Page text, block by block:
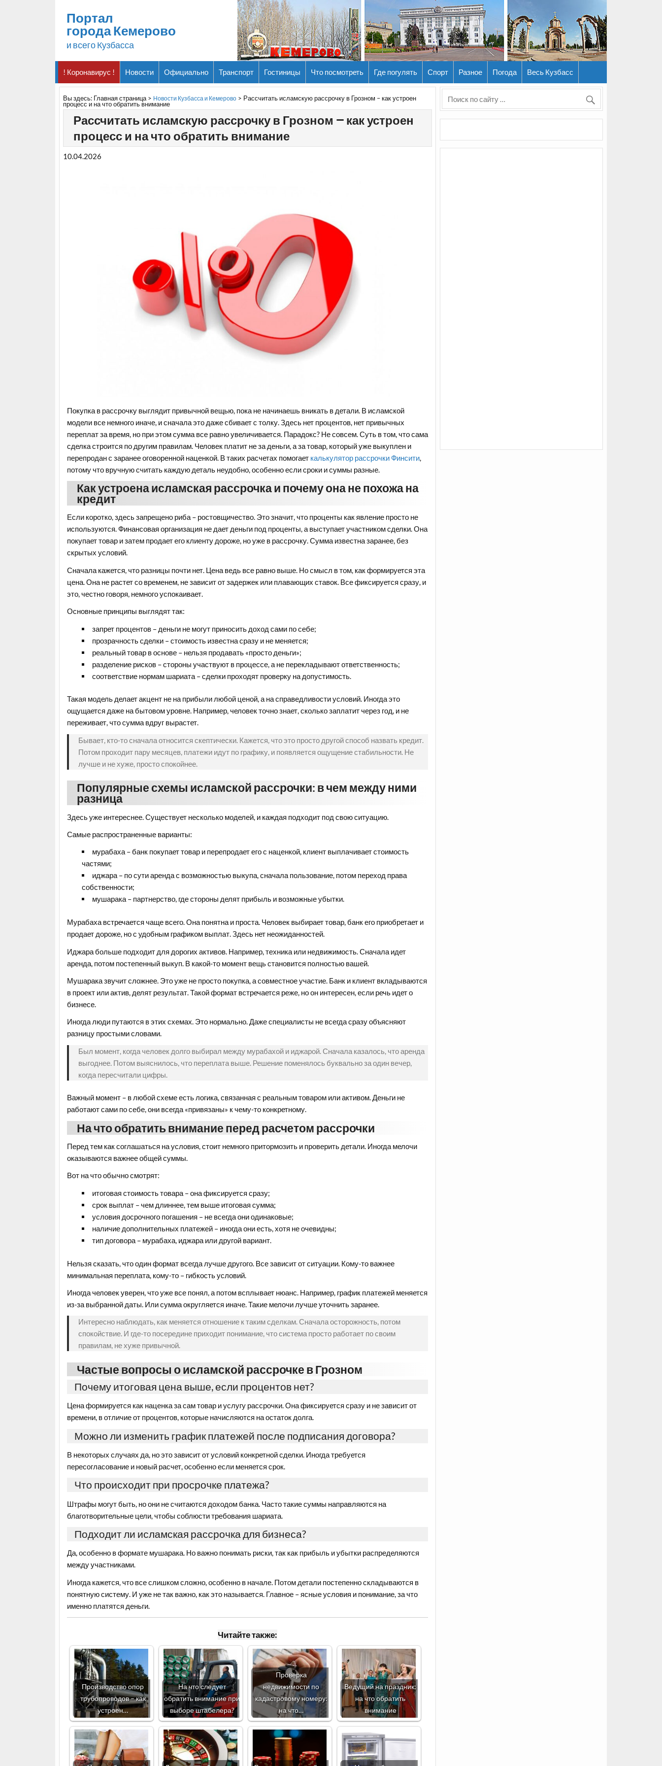
Портал
города Кемерово
и всего Кузбасса
! Коронавирус ! Новости Официально Транспорт Гостиницы Что посмотреть Где погулять Спорт Разное Погода Весь Кузбасс
Вы здесь: Главная страница> Новости Кузбасса и Кемерово > Рассчитать исламскую рассрочку в Грозном – как устроен
процесс и на что обратить внимание
Рассчитать исламскую рассрочку в Грозном – как устроен
процесс и на что обратить внимание
10.04.2026
Покупка в рассрочку выглядит привычной вещью, пока не начинаешь вникать в детали. В исламской
модели все немного иначе, и сначала это даже сбивает с толку. Здесь нет процентов, нет привычных
переплат за время, но при этом сумма все равно увеличивается. Парадокс? Не совсем. Суть в том, что сама
сделка строится по другим правилам. Человек платит не за деньги, а за товар, который уже выкуплен и
перепродан с заранее оговоренной наценкой. В таких расчетах помогает калькулятор рассрочки Финсити,
потому что вручную считать каждую деталь неудобно, особенно если сроки и суммы разные.
Как устроена исламская рассрочка и почему она не похожа на
кредит
Если коротко, здесь запрещено риба – ростовщичество. Это значит, что проценты как явление просто не
используются. Финансовая организация не дает деньги под проценты, а выступает участником сделки. Она
покупает товар и затем продает его клиенту дороже, но уже в рассрочку. Сумма известна заранее, без
скрытых условий.
Сначала кажется, что разницы почти нет. Цена ведь все равно выше. Но смысл в том, как формируется эта
цена. Она не растет со временем, не зависит от задержек или плавающих ставок. Все фиксируется сразу, и
это, честно говоря, немного успокаивает.
Основные принципы выглядят так:
запрет процентов – деньги не могут приносить доход сами по себе;
прозрачность сделки – стоимость известна сразу и не меняется;
реальный товар в основе – нельзя продавать «просто деньги»;
разделение рисков – стороны участвуют в процессе, а не перекладывают ответственность;
соответствие нормам шариата – сделки проходят проверку на допустимость.
Такая модель делает акцент не на прибыли любой ценой, а на справедливости условий. Иногда это
ощущается даже на бытовом уровне. Например, человек точно знает, сколько заплатит через год, и не
переживает, что сумма вдруг вырастет.
Бывает, кто-то сначала относится скептически. Кажется, что это просто другой способ назвать кредит.
Потом проходит пару месяцев, платежи идут по графику, и появляется ощущение стабильности. Не
лучше и не хуже, просто спокойнее.
Популярные схемы исламской рассрочки: в чем между ними
разница
Здесь уже интереснее. Существует несколько моделей, и каждая подходит под свою ситуацию.
Самые распространенные варианты:
мурабаха – банк покупает товар и перепродает его с наценкой, клиент выплачивает стоимость
частями;
иджара – по сути аренда с возможностью выкупа, сначала пользование, потом переход права
собственности;
мушарака – партнерство, где стороны делят прибыль и возможные убытки.
Мурабаха встречается чаще всего. Она понятна и проста. Человек выбирает товар, банк его приобретает и
продает дороже, но с удобным графиком выплат. Здесь нет неожиданностей.
Иджара больше подходит для дорогих активов. Например, техника или недвижимость. Сначала идет
аренда, потом постепенный выкуп. В какой-то момент вещь становится полностью вашей.
Мушарака звучит сложнее. Это уже не просто покупка, а совместное участие. Банк и клиент вкладываются
в проект или актив, делят результат. Такой формат встречается реже, но он интересен, если речь идет о
бизнесе.
Иногда люди путаются в этих схемах. Это нормально. Даже специалисты не всегда сразу объясняют
разницу простыми словами.
Был момент, когда человек долго выбирал между мурабахой и иджарой. Сначала казалось, что аренда
выгоднее. Потом выяснилось, что переплата выше. Решение поменялось буквально за один вечер,
когда пересчитали цифры.
Важный момент – в любой схеме есть логика, связанная с реальным товаром или активом. Деньги не
работают сами по себе, они всегда «привязаны» к чему-то конкретному.
На что обратить внимание перед расчетом рассрочки
Перед тем как соглашаться на условия, стоит немного притормозить и проверить детали. Иногда мелочи
оказываются важнее общей суммы.
Вот на что обычно смотрят:
итоговая стоимость товара – она фиксируется сразу;
срок выплат – чем длиннее, тем выше итоговая сумма;
условия досрочного погашения – не всегда они одинаковые;
наличие дополнительных платежей – иногда они есть, хотя не очевидны;
тип договора – мурабаха, иджара или другой вариант.
Нельзя сказать, что один формат всегда лучше другого. Все зависит от ситуации. Кому-то важнее
минимальная переплата, кому-то – гибкость условий.
Иногда человек уверен, что уже все понял, а потом всплывает нюанс. Например, график платежей меняется
из-за выбранной даты. Или сумма округляется иначе. Такие мелочи лучше уточнить заранее.
Интересно наблюдать, как меняется отношение к таким сделкам. Сначала осторожность, потом
спокойствие. И где-то посередине приходит понимание, что система просто работает по своим
правилам, не хуже привычной.
Частые вопросы о исламской рассрочке в Грозном
Почему итоговая цена выше, если процентов нет?
Цена формируется как наценка за сам товар и услугу рассрочки. Она фиксируется сразу и не зависит от
времени, в отличие от процентов, которые начисляются на остаток долга.
Можно ли изменить график платежей после подписания договора?
В некоторых случаях да, но это зависит от условий конкретной сделки. Иногда требуется
пересогласование и новый расчет, особенно если меняется срок.
Что происходит при просрочке платежа?
Штрафы могут быть, но они не считаются доходом банка. Часто такие суммы направляются на
благотворительные цели, чтобы соблюсти требования шариата.
Подходит ли исламская рассрочка для бизнеса?
Да, особенно в формате мушарака. Но важно понимать риски, так как прибыль и убытки распределяются
между участниками.
Иногда кажется, что все слишком сложно, особенно в начале. Потом детали постепенно складываются в
понятную систему. И уже не так важно, как это называется. Главное – ясные условия и понимание, за что
именно платятся деньги.
Читайте также:
Производство опор
трубопроводов – как
устроен…
На что следует
обратить внимание при
выборе штабелера?
Проверка
недвижимости по
кадастровому номеру:
на что…
Ведущий на праздник:
на что обратить
внимание